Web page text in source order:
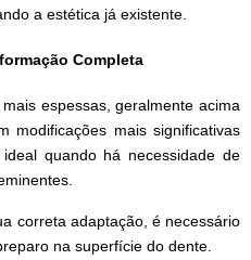
a estética já existente.
Completa
espessas, geralmente acima
modificações mais significativas
quando há necessidade de
correta adaptação, é necessário
na superfície do dente.